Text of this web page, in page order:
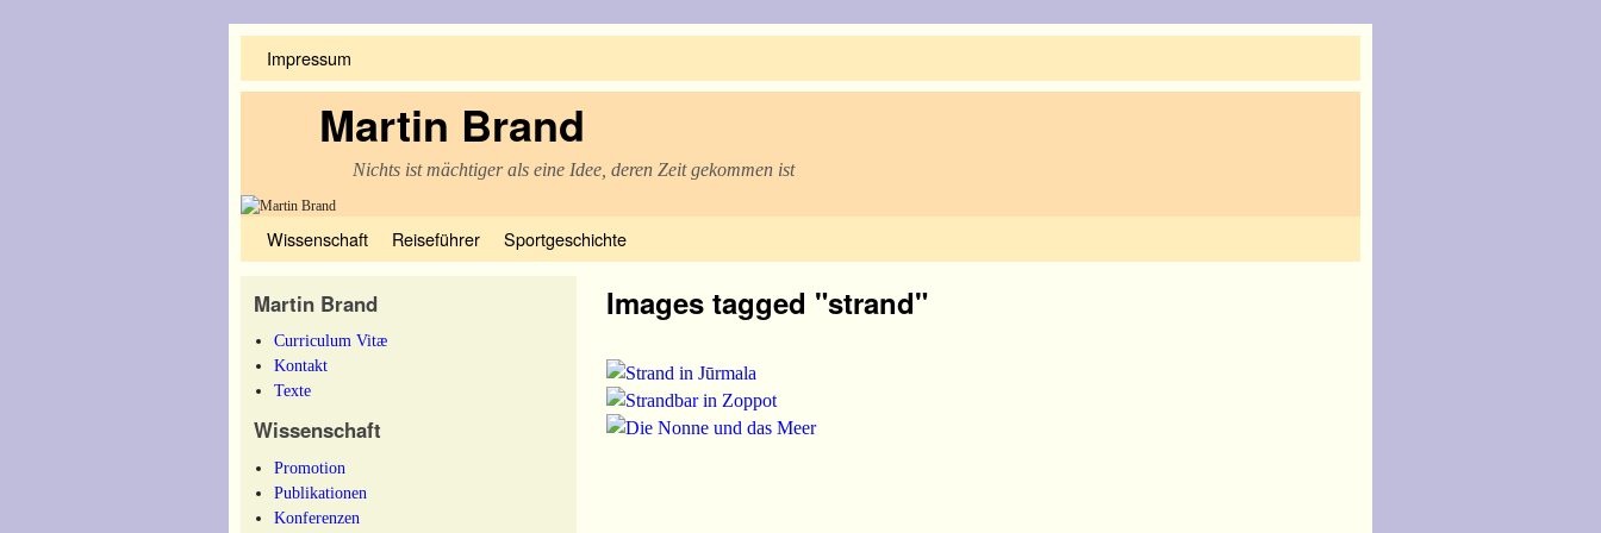
Impressum
Martin Brand
Nichts ist mächtiger als eine Idee, deren Zeit gekommen ist
Wissenschaft Reiseführer Sportgeschichte
Martin Brand
Curriculum Vitæ
Kontakt
Texte
Wissenschaft
Promotion
Publikationen
Konferenzen
Images tagged "strand"